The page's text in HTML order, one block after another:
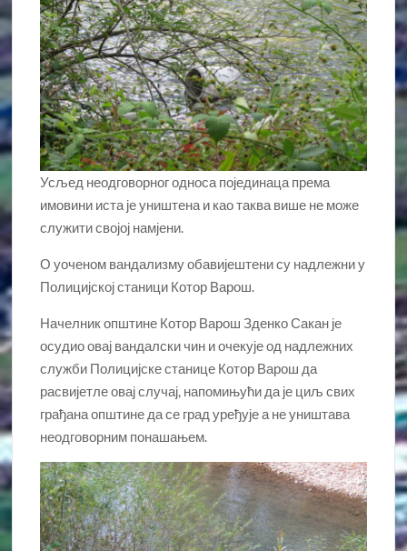
Усљед неодговорног односа појединаца према
имовини иста је уништена и као таква више не може
служити својој намјени.
О уоченом вандализму обавијештени су надлежни у
Полицијској станици Котор Варош.
Начелник општине Котор Варош Зденко Сакан је
осудио овај вандалски чин и очекује од надлежних
служби Полицијске станице Котор Варош да
расвијетле овај случај, напомињући да је циљ свих
грађана општине да се град уређује а не уништава
неодговорним понашањем.